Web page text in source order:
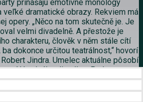
prinášajú emotívne monológy
dramatické obrazy. Rekviem má
opery. „Něco na tom skutečně je. Je
velmi divadelně. A přestože je
charakteru, člověk v něm stále cítí
dokonce určitou teatrálnost,“ hovorí
Jindra. Umelec aktuálne pôsobí
Národného divadla v Prahe a
Symfonického orchestra Českého